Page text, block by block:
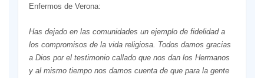
Enfermos de Verona:
Has dejado en las comunidades un ejemplo de fidelidad a
los compromisos de la vida religiosa. Todos damos gracias
a Dios por el testimonio callado que nos dan los Hermanos
y al mismo tiempo nos damos cuenta de que para la gente